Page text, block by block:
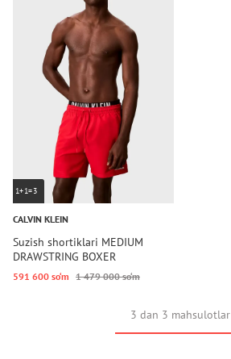
1+1=3
CALVIN KLEIN
Suzish shortiklari MEDIUM
DRAWSTRING BOXER
591 600 so‘m 1 479 000 so‘m
3 dan 3 mahsulotlar